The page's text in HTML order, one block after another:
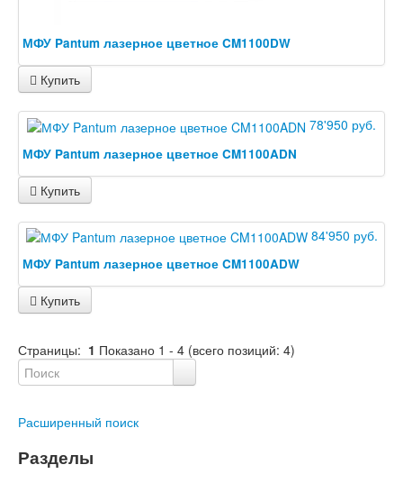
МФУ Pantum лазерное цветное CM1100DW
Купить
78'950 руб.
МФУ Pantum лазерное цветное CM1100ADN
Купить
84'950 руб.
МФУ Pantum лазерное цветное CM1100ADW
Купить
Страницы: 1 Показано 1 - 4 (всего позиций: 4)
Расширенный поиск
Разделы